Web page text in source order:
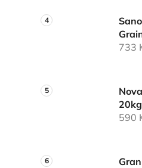
733
20kg
590